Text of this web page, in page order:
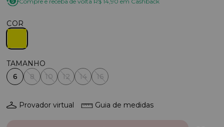
COR
6 8 10 12 14 16
Provador virtual Guia de medidas